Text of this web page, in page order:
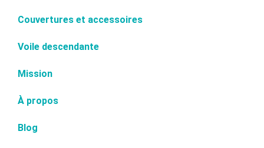
Couvertures et accessoires
Voile descendante
Mission
À propos
Blog